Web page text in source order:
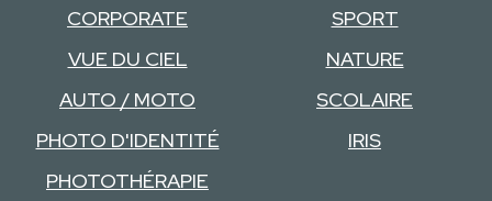
CORPORATE
SPORT
VUE DU CIEL
NATURE
AUTO / MOTO
SCOLAIRE
PHOTO D'IDENTITÉ
IRIS
PHOTOTHÉRAPIE